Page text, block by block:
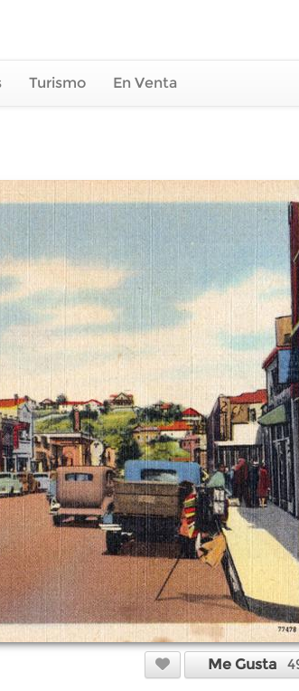
Turismo En Venta
Me Gusta